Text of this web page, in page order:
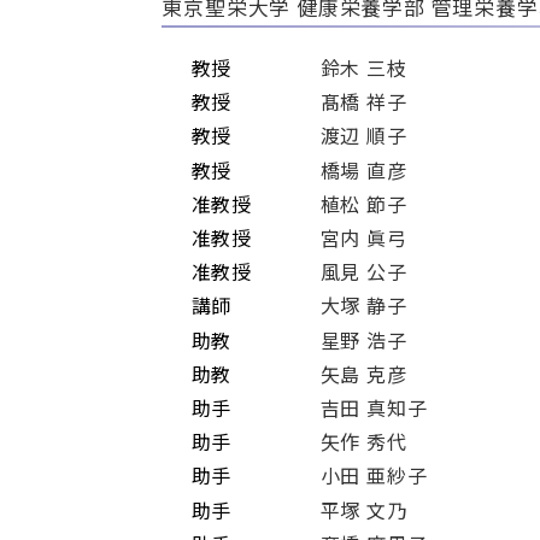
東京聖栄大学 健康栄養学部 管理栄養
教授
鈴木 三枝
教授
髙橋 祥子
教授
渡辺 順子
教授
橋場 直彦
准教授
植松 節子
准教授
宮内 眞弓
准教授
風見 公子
講師
大塚 静子
助教
星野 浩子
助教
矢島 克彦
助手
吉田 真知子
助手
矢作 秀代
助手
小田 亜紗子
助手
平塚 文乃